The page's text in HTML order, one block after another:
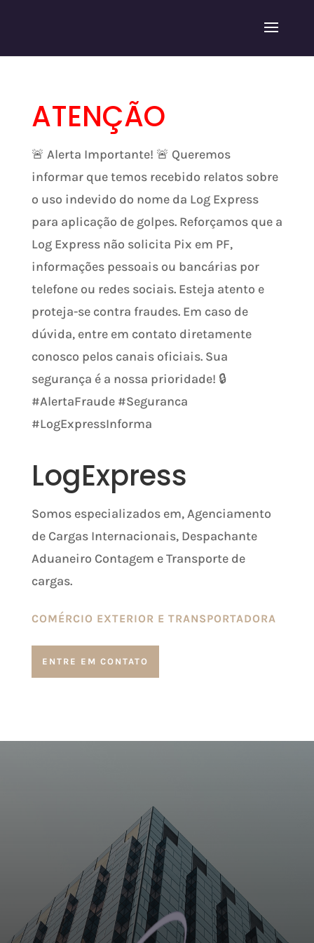
ATENÇÃO
🚨 Alerta Importante! 🚨 Queremos
informar que temos recebido relatos sobre
o uso indevido do nome da Log Express
para aplicação de golpes. Reforçamos que a
Log Express não solicita Pix em PF,
informações pessoais ou bancárias por
telefone ou redes sociais. Esteja atento e
proteja-se contra fraudes. Em caso de
dúvida, entre em contato diretamente
conosco pelos canais oficiais. Sua
segurança é a nossa prioridade! 🔒
#AlertaFraude #Seguranca
#LogExpressInforma
LogExpress
Somos especializados em, Agenciamento
de Cargas Internacionais, Despachante
Aduaneiro Contagem e Transporte de
cargas.
COMÉRCIO EXTERIOR E TRANSPORTADORA
ENTRE EM CONTATO